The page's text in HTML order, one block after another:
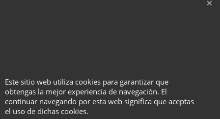
Este sitio web utiliza cookies para garantizar que
obtengas la mejor experiencia de navegación. El
continuar navegando por esta web significa que aceptas
el uso de dichas cookies.